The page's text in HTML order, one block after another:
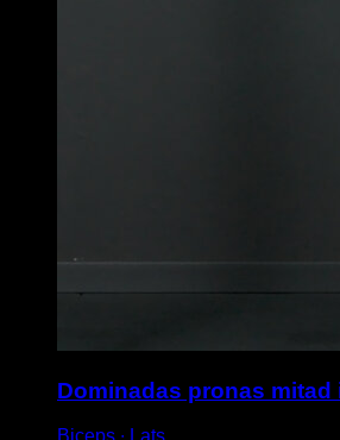
Dominadas pronas mitad